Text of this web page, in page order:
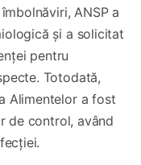
ANSP a
și a solicitat
pentru
Totodată,
Alimentelor a fost
de control, având